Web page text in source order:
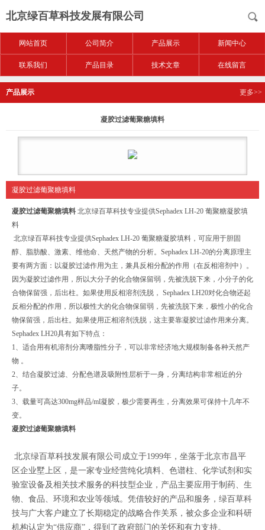
北京绿百草科技发展有限公司
网站首页 公司简介 产品展示 新闻中心
联系我们 产品目录 技术文章 在线留言
产品展示 更多>>
凝胶过滤葡聚糖填料
凝胶过滤葡聚糖填料
凝胶过滤葡聚糖填料 北京绿百草科技专业提供Sephadex LH-20 葡聚糖凝胶填
料
北京绿百草科技专业提供Sephadex LH-20 葡聚糖凝胶填料，可应用于胆固
醇、脂肪酸、激素、维他命、天然产物的分析。Sephadex LH-20的分离原理主
要有两方面：以凝胶过滤作用为主，兼具反相分配的作用（在反相溶剂中）。
因为凝胶过滤作用，所以大分子的化合物保留弱，先被洗脱下来，小分子的化
合物保留强，后出柱。如果使用反相溶剂洗脱， Sephadex LH20对化合物还起
反相分配的作用，所以极性大的化合物保留弱，先被洗脱下来，极性小的化合
物保留强，后出柱。如果使用正相溶剂洗脱，这主要靠凝胶过滤作用来分离。
Sephadex LH20具有如下特点：
1、适合用有机溶剂分离嗜脂性分子，可以非常经济地大规模制备各种天然产
物 。
2、结合凝胶过滤、分配色谱及吸附性层析于一身，分离结构非常相近的分
子。
3、载量可高达300mg样品/ml凝胶，极少需要再生，分离效果可保持十几年不
变。
凝胶过滤葡聚糖填料
北京绿百草科技发展有限公司成立于1999年，坐落于北京市昌平
区企业墅上区，是一家专业经营纯化填料、色谱柱、化学试剂和实
验室设备及相关技术服务的科技型企业，产品主要应用于制药、生
物、食品、环境和农业等领域。凭借较好的产品和服务，绿百草科
技与广大客户建立了长期稳定的战略合作关系，被众多企业和科研
机构认定为“供应商”，得到了政府部门的关怀和有力支持。